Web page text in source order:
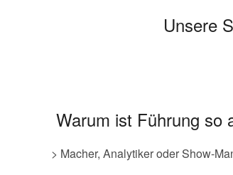
Warum ist Führung so
> Macher, Analytiker oder Show-